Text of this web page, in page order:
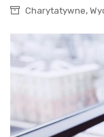
Charytatywne,